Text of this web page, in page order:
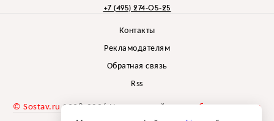
+7 (495) 274-05-25
Контакты
Рекламодателям
Обратная связь
Rss
© Sostav.ru 1998-2026 Независимый проектбрендингового